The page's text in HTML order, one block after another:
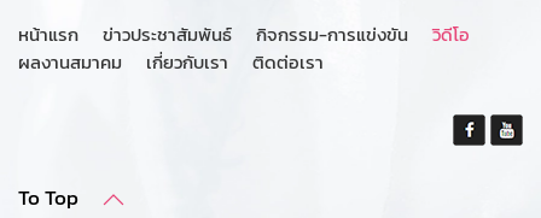
หน้าแรก ข่าวประชาสัมพันธ์ กิจกรรม-การแข่งขัน
วิดีโอ
ผลงานสมาคม
เกี่ยวกับเรา ติดต่อเรา
To Top